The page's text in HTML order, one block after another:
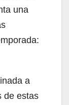
una
a
de estas